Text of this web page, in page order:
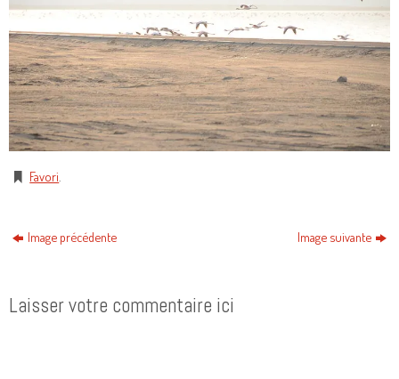
Favori
Image précédente Image suivante
Laisser votre commentaire ici